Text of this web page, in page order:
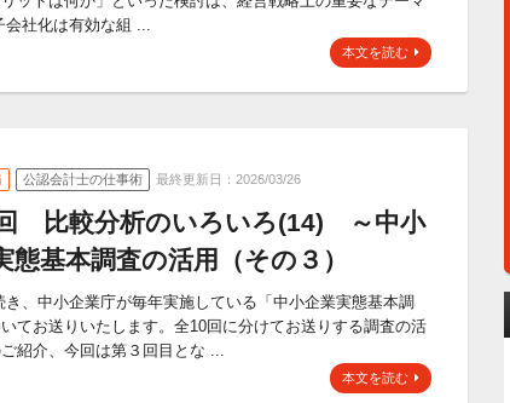
会社化は有効な組 ...
本文を読む
公認会計士の仕事術 最終更新日：2026/03/26
比較分析のいろいろ(14) ～中小
態基本調査の活用（その３）
き、中小企業庁が毎年実施している「中小企業実態基本調
てお送りいたします。全10回に分けてお送りする調査の活
紹介、今回は第３回目とな ...
本文を読む